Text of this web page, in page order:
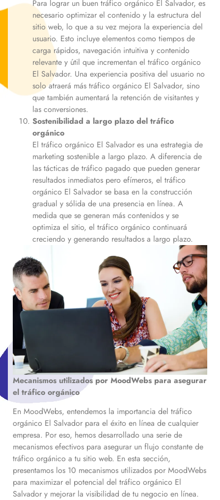
Para lograr un buen tráfico orgánico El Salvador, es
necesario optimizar el contenido y la estructura del
sitio web, lo que a su vez mejora la experiencia del
usuario. Esto incluye elementos como tiempos de
carga rápidos, navegación intuitiva y contenido
relevante y útil que incrementan el tráfico orgánico
El Salvador. Una experiencia positiva del usuario no
solo atraerá más tráfico orgánico El Salvador, sino
que también aumentará la retención de visitantes y
las conversiones.
Sostenibilidad a largo plazo del tráfico
orgánico
El tráfico orgánico El Salvador es una estrategia de
marketing sostenible a largo plazo. A diferencia de
las tácticas de tráfico pagado que pueden generar
resultados inmediatos pero efímeros, el tráfico
orgánico El Salvador se basa en la construcción
gradual y sólida de una presencia en línea. A
medida que se generan más contenidos y se
optimiza el sitio, el tráfico orgánico continuará
creciendo y generando resultados a largo plazo.
Mecanismos utilizados por MoodWebs para asegurar
el tráfico orgánico
En MoodWebs, entendemos la importancia del tráfico
orgánico El Salvador para el éxito en línea de cualquier
empresa. Por eso, hemos desarrollado una serie de
mecanismos efectivos para asegurar un flujo constante de
tráfico orgánico a tu sitio web. En esta sección,
presentamos los 10 mecanismos utilizados por MoodWebs
para maximizar el potencial del tráfico orgánico El
Salvador y mejorar la visibilidad de tu negocio en línea.